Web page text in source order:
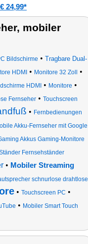
24,99*
mobiler
Bildschirme • Tragbare Dual-
HDMI • Monitore 32 Zoll •
HDMI • Monitore •
Fernseher • Touchscreen
• Fernbedienungen
Akku-Fernseher mit Google
Akkus Gaming-Monitore
Fernsehständer
• Mobiler Streaming
schnurlose drahtlose
• Touchscreen PC •
• Mobiler Smart Touch